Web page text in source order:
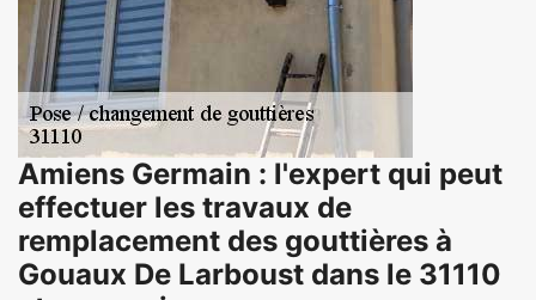
Amiens Germain : l'expert qui peut
effectuer les travaux de
remplacement des gouttières à
Gouaux De Larboust dans le 31110